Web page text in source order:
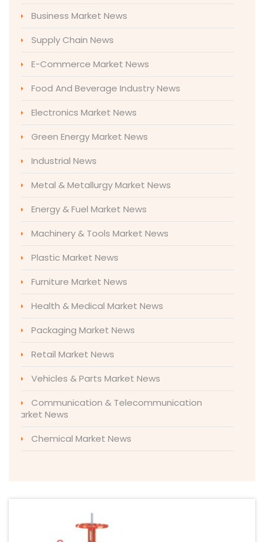
Business Market News
Supply Chain News
E-Commerce Market News
Food And Beverage Industry News
Electronics Market News
Green Energy Market News
Industrial News
Metal & Metallurgy Market News
Energy & Fuel Market News
Machinery & Tools Market News
Plastic Market News
Furniture Market News
Health & Medical Market News
Packaging Market News
Retail Market News
Vehicles & Parts Market News
Communication & Telecommunication
Market News
Chemical Market News